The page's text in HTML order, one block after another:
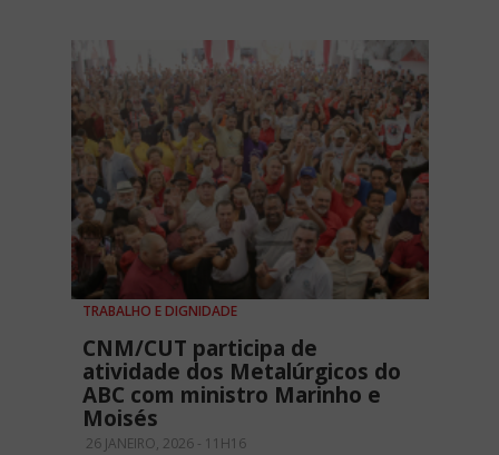
TRABALHO E DIGNIDADE
CNM/CUT participa de
atividade dos Metalúrgicos do
ABC com ministro Marinho e
Moisés
26 JANEIRO, 2026 - 11H16